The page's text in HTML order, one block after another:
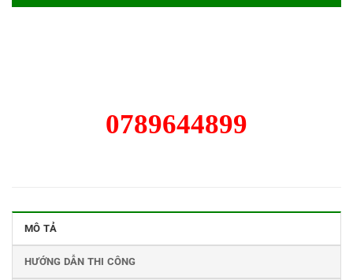
0789644899
MÔ TẢ
HƯỚNG DẪN THI CÔNG